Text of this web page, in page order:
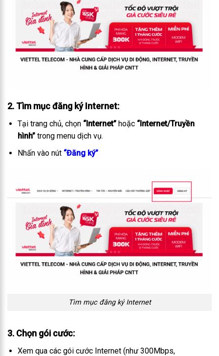
2. Tìm mục đăng ký Internet:
Tại trang chủ, chọn “Internet”hoặc “Internet/Truyền
hình”trong menu dịch vụ.
Nhấn vào nút “Đăng ký”
Tìm mục đăng ký Internet
3. Chọn gói cước:
Xem qua các gói cước Internet (như 300Mbps,